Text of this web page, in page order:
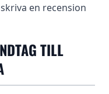
en recension
TILL